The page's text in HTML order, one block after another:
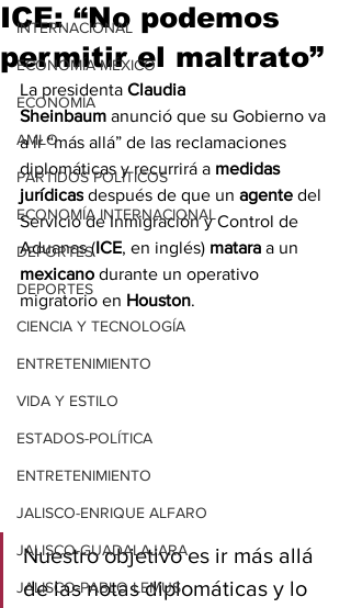
INTERNACIONAL
ECONOMÍA MÉXICO
ECONOMÍA
AMLO
PARTIDOS POLÍTICOS
ECONOMÍA INTERNACIONAL
DEPORTES
DEPORTES
CIENCIA Y TECNOLOGÍA
ENTRETENIMIENTO
VIDA Y ESTILO
ESTADOS-POLÍTICA
ENTRETENIMIENTO
JALISCO-ENRIQUE ALFARO
JALISCO-GUADALAJARA
JALISCO-PABLO LEMUS
ICE: “No podemos
permitir el maltrato”
La presidenta Claudia
Sheinbaum anunció que su Gobierno va
a ir “más allá” de las reclamaciones
diplomáticas y recurrirá a medidas
jurídicas después de que un agente del
Servicio de Inmigración y Control de
Aduanas (ICE, en inglés) matara a un
mexicano durante un operativo
migratorio en Houston.
Nuestro objetivo es ir más allá
de las notas diplomáticas y lo